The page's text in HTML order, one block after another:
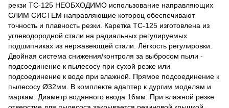
рекзи ТС-125 НЕОБХОДИМО использование направляющих
СЛИМ СИСТЕМ направляющие котороц обеспечивают
точность и плавность резки. Каретка ТС-125 изготовлена из
углеводородной стали на радиальных регулируемых
подшипниках из нержавеющей стали. Лёгкость регулировки.
Двойная система снижения/контроля за выбросом пыли -
подсоединение к пылесосу при сухой резке или
подсоединение к воде при влажной. Прямое подсоединение к
пылесосу Ø32мм. В комплекте адаптер к дургим моделям и
маркам. Диаметр водянного ввода 16мм. При влажной резке